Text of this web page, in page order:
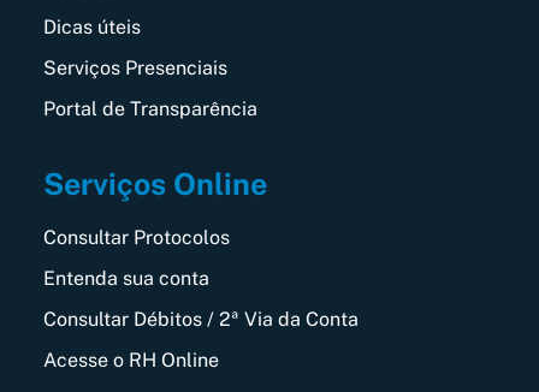
Dicas úteis
Serviços Presenciais
Portal de Transparência
Serviços Online
Consultar Protocolos
Entenda sua conta
Consultar Débitos / 2ª Via da Conta
Acesse o RH Online